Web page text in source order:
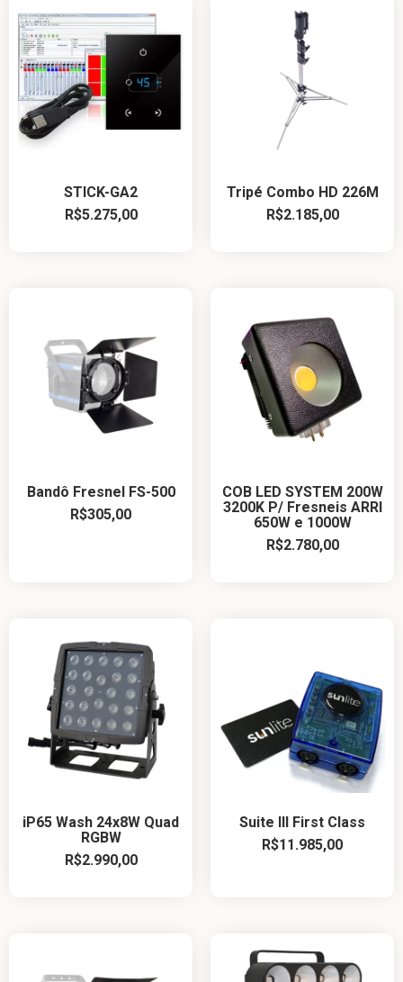
STICK-GA2
R$5.275,00
Tripé Combo HD 226M
R$2.185,00
Bandô Fresnel FS-500
R$305,00
COB LED SYSTEM 200W
3200K P/ Fresneis ARRI
650W e 1000W
R$2.780,00
iP65 Wash 24x8W Quad
RGBW
R$2.990,00
Suite III First Class
R$11.985,00